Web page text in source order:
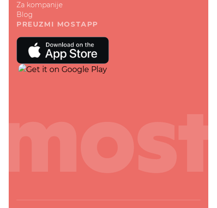
Za kompanije
Blog
PREUZMI MOSTAPP